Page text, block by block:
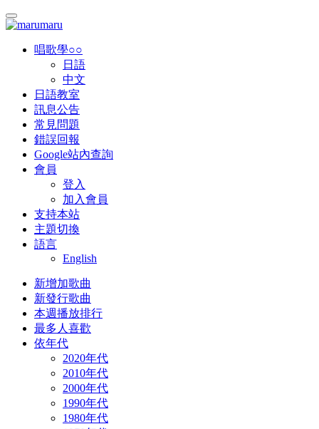
唱歌學○○
日語
中文
日語教室
訊息公告
常見問題
錯誤回報
Google站內查詢
會員
登入
加入會員
支持本站
主題切換
語言
English
新增加歌曲
新發行歌曲
本週播放排行
最多人喜歡
依年代
2020年代
2010年代
2000年代
1990年代
1980年代